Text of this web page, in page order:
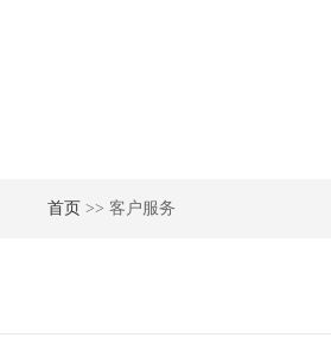
首页 >> 客户服务